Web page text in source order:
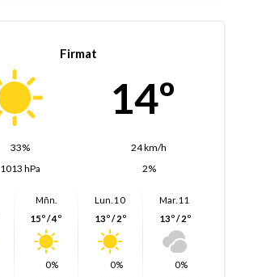
Firmat
14º
33%
24 km/h
1013 hPa
2%
Mñn.
15º / 4º
0%
Lun. 10
13º / 2º
0%
Mar. 11
13º / 2º
0%